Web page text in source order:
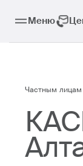
Меню
Частным лицам